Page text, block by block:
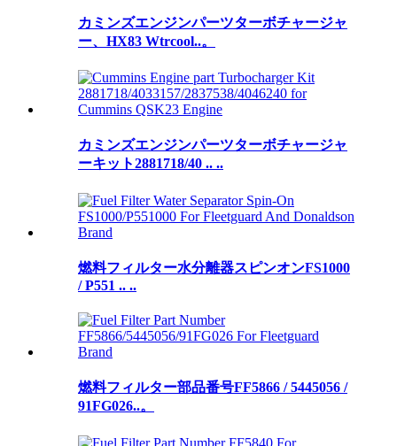
カミンズエンジンパーツターボチャージャ
ー、HX83 Wtrcool..。
カミンズエンジンパーツターボチャージャ
ーキット2881718/40 .. ..
燃料フィルター水分離器スピンオンFS1000
/ P551 .. ..
燃料フィルター部品番号FF5866 / 5445056 /
91FG026..。